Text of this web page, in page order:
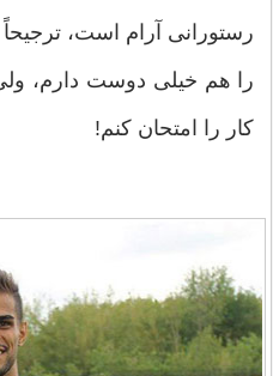
رستورانی آرام است،
را هم خیلی دوست دارم،
کار را امتحان کنم!